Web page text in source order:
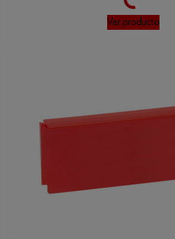
Ver producto